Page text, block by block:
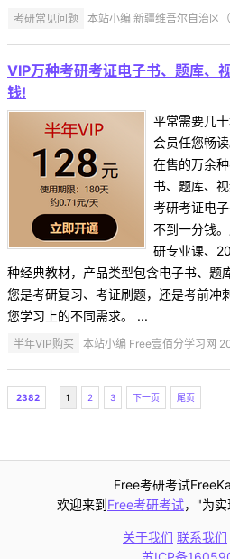
考研常见问题 本站小编 新疆维吾尔自治区
VIP万种考研考证电子书、题库、
钱!
平常需要几
会员任您畅
在售的万余
书、题库、
考研考证电
不到一分钱
研专业课、
种经典教材，产品类型包含电子书、题
您是考研复习、考证刷题，还是考前冲
您学习上的不同需求。 ...
半年VIP购买 本站小编 Free壹佰分学习网
2382 1 2 3 下一页 尾页
Free考研考试
欢迎来到Free考研考试，"为
关于我们 联系我们